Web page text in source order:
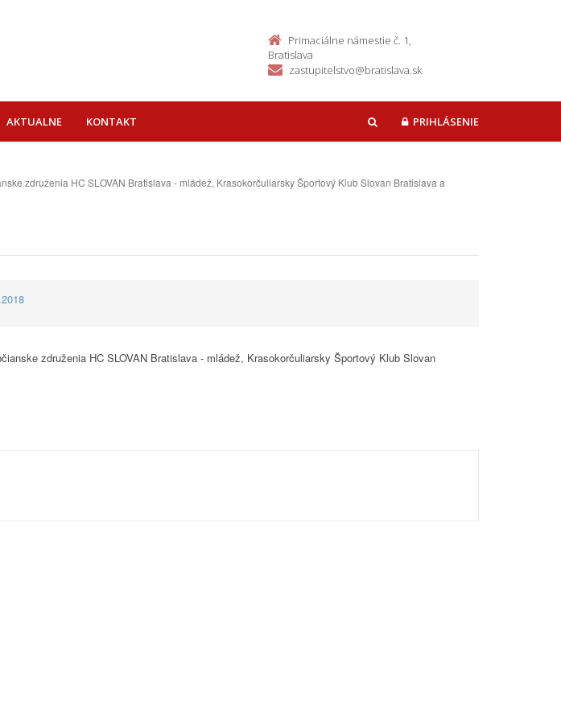
Primaciálne námestie č. 1,
Bratislava
zastupitelstvo@bratislava.sk
AKTUALNE KONTAKT HĽADAŤPRIHLÁSENIE
združenia HC SLOVAN Bratislava - mládež, Krasokorčuliarsky Športový Klub Slovan Bratislava a
združenia HC SLOVAN Bratislava - mládež, Krasokorčuliarsky Športový Klub Slovan